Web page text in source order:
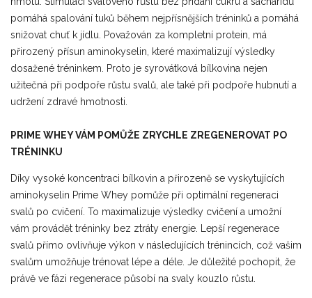
pomáhá spalování tuků během nejpřísnějších tréninků a pomáhá
snižovat chuť k jídlu. Považován za kompletní protein, má
přirozený přísun aminokyselin, které maximalizují výsledky
dosažené tréninkem. Proto je syrovátková bílkovina nejen
užitečná při podpoře růstu svalů, ale také při podpoře hubnutí a
udržení zdravé hmotnosti.
PRIME WHEY VÁM POMŮŽE ZRYCHLE ZREGENEROVAT PO
TRÉNINKU
Díky vysoké koncentraci bílkovin a přirozeně se vyskytujících
aminokyselin Prime Whey pomůže při optimální regeneraci
svalů po cvičení. To maximalizuje výsledky cvičení a umožní
vám provádět tréninky bez ztráty energie. Lepší regenerace
svalů přímo ovlivňuje výkon v následujících trénincích, což vašim
svalům umožňuje trénovat lépe a déle. Je důležité pochopit, že
právě ve fázi regenerace působí na svaly kouzlo růstu.